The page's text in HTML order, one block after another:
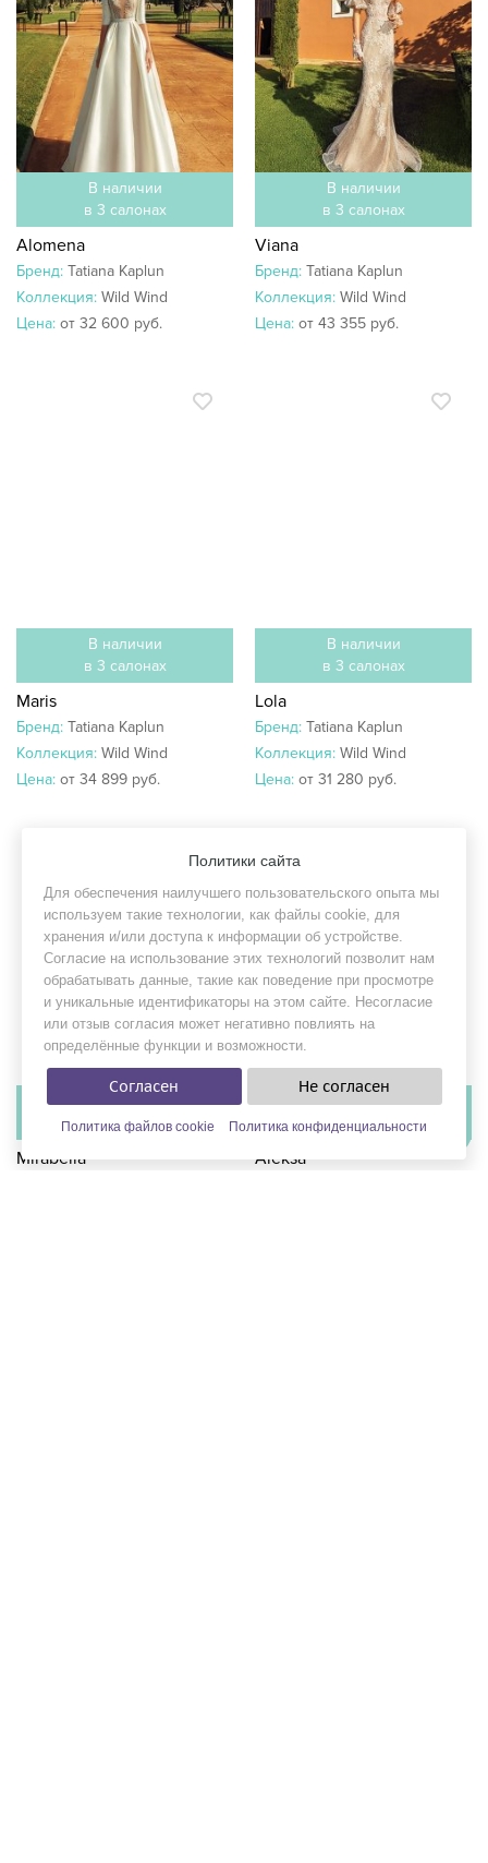
ФИЛЬТРЫ
В наличии
в 3 салонах
Alomena
Бренд: Tatiana Kaplun
Коллекция: Wild Wind
Цена: от 32 600 руб.
В наличии
в 3 салонах
Viana
Бренд: Tatiana Kaplun
Коллекция: Wild Wind
Цена: от 43 355 руб.
В наличии
в 3 салонах
Maris
Бренд: Tatiana Kaplun
Коллекция: Wild Wind
Цена: от 34 899 руб.
В наличии
в 3 салонах
Lola
Бренд: Tatiana Kaplun
Коллекция: Wild Wind
Цена: от 31 280 руб.
В наличии
в 3 салонах
Mirabella
В наличии
в 3 салонах
Aleksa
Политики сайта
Для обеспечения наилучшего пользовательского опыта мы
используем такие технологии, как файлы cookie, для
хранения и/или доступа к информации об устройстве.
Согласие на использование этих технологий позволит нам
обрабатывать данные, такие как поведение при просмотре
и уникальные идентификаторы на этом сайте. Несогласие
или отзыв согласия может негативно повлиять на
определённые функции и возможности.
Согласен Не согласен
Политика файлов cookie Политика конфиденциальности